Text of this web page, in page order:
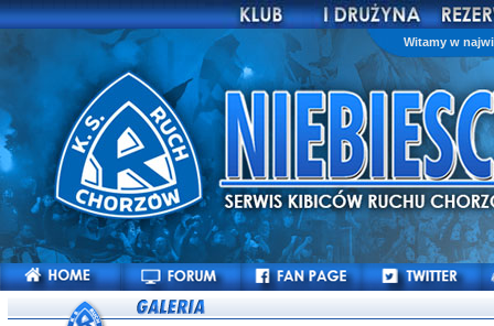
Witamy w